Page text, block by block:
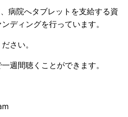
病院へタブレットを支給する資
ディングを行っています。
さい。
週間聴くことができます。